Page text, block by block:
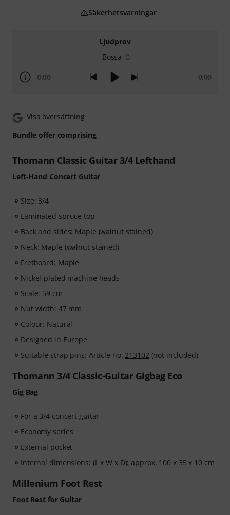
Ljudprov
Bossa
0:00 0:00
Visa översättning
Bundle offer comprising
Thomann Classic Guitar 3/4 Lefthand
Left-Hand Concert Guitar
Size: 3/4
Laminated spruce top
Back and sides: Maple (walnut stained)
Neck: Maple (walnut stained)
Fretboard: Maple
Nickel-plated machine heads
Scale: 59 cm
Nut width: 47 mm
Colour: Natural
Designed in Europe
Suitable strap pins: Article no. 213102 (not included)
Thomann 3/4 Classic-Guitar Gigbag Eco
Gig Bag
For a 3/4 concert guitar
Economy series
External pocket
Internal dimensions: (L x W x D): approx. 100 x 35 x 10 cm
Millenium Foot Rest
Foot Rest for Guitar
Säkerhetsvarningar